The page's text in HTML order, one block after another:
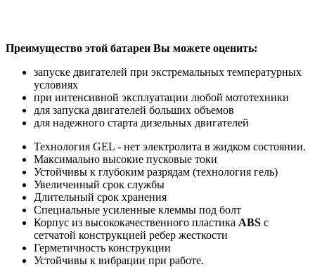
Преимущество этой батареи Вы можете оценить:
запуске двигателей при экстремальных температурных
условиях
при интенсивной эксплуатации любой мототехники
для запуска двигателей больших объемов
для надежного старта дизельных двигателей
Технология GEL - нет электролита в жидком состоянии.
Максимально высокие пусковые токи
Устойчивы к глубоким разрядам (технология гель)
Увеличенный срок службы
Длительный срок хранения
Специальные усиленные клеммы под болт
Корпус из высококачественного пластика ABS с
сетчатой конструкцией ребер жесткости
Герметичность конструкции
Устойчивы к вибрации при работе.